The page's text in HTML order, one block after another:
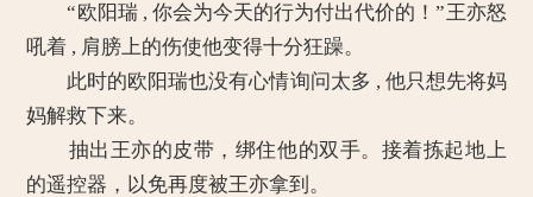
“欧阳瑞 , 你会为今天的行为付出代价的！”王亦怒
吼着 , 肩膀上的伤使他变得十分狂躁。
此时的欧阳瑞也没有心情询问太多 , 他只想先将妈
妈解救下来。
抽出王亦的皮带，绑住他的双手。接着拣起地上
的遥控器，以免再度被王亦拿到。